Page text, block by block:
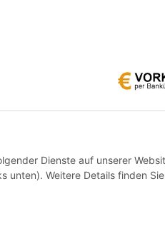
Dienste auf unserer
unten). Weitere Details finden
VERTRAG WIDERRUFEN